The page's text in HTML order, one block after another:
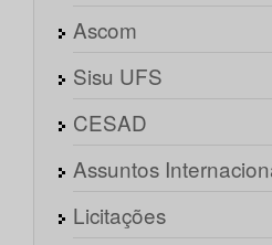
Ascom
Sisu UFS
CESAD
Assuntos
Licitações